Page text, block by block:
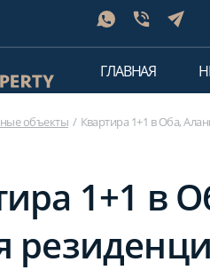
ГЛАВНАЯ
объекты Квартира 1+1 в Оба,
1+1 в